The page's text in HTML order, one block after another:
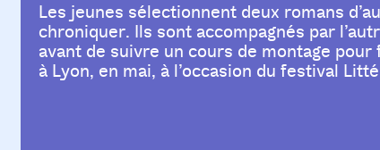
Les jeunes sélectionnent deux romans
chroniquer. Ils sont accompagnés par
avant de suivre un cours de montage
à Lyon, en mai, à l’occasion du festival